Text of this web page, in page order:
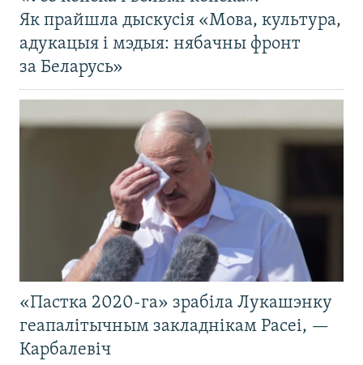
Як прайшла дыскусія «Мова, культура,
адукацыя і мэдыя: нябачны фронт
за Беларусь»
«Пастка 2020-га» зрабіла Лукашэнку
геапалітычным закладнікам Расеі, —
Карбалевіч